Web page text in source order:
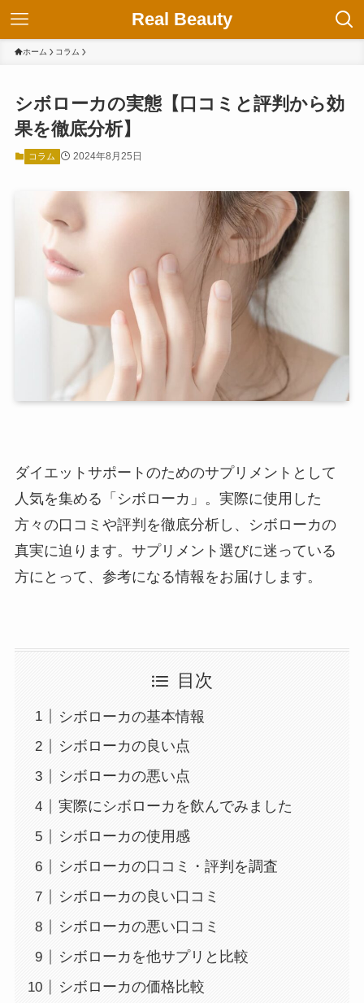
Real Beauty
ホーム コラム
シボローカの実態【口コミと評判から効
果を徹底分析】
コラム 2024年8月25日
ダイエットサポートのためのサプリメントとして
人気を集める「シボローカ」。実際に使用した
方々の口コミや評判を徹底分析し、シボローカの
真実に迫ります。サプリメント選びに迷っている
方にとって、参考になる情報をお届けします。
目次
シボローカの基本情報
シボローカの良い点
シボローカの悪い点
実際にシボローカを飲んでみました
シボローカの使用感
シボローカの口コミ・評判を調査
シボローカの良い口コミ
シボローカの悪い口コミ
シボローカを他サプリと比較
シボローカの価格比較